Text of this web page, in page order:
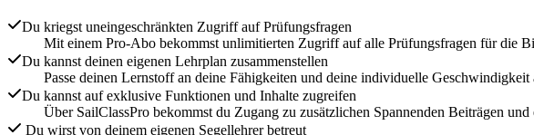
Du kriegst uneingeschränkten Zugriff auf Prüfungsfragen
Mit einem Pro-Abo bekommst unlimitierten Zugriff auf alle Prüfungsfragen für die
Du kannst deinen eigenen Lehrplan zusammenstellen
Passe deinen Lernstoff an deine Fähigkeiten und deine individuelle
Du kannst auf exklusive Funktionen und Inhalte zugreifen
Über SailClassPro bekommst du Zugang zu zusätzlichen Spannenden Beiträgen
Du wirst von deinem eigenen Segellehrer betreut